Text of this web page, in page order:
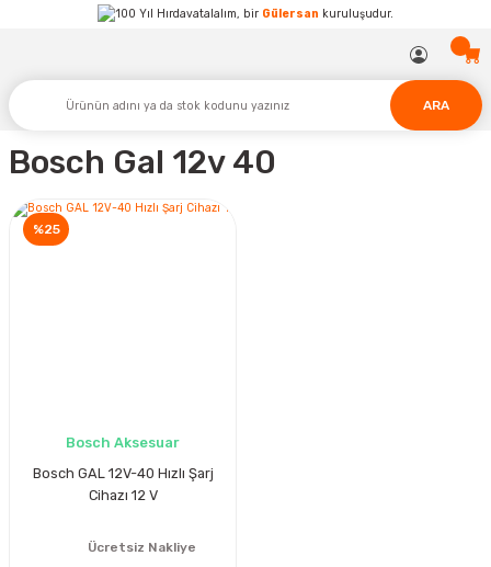
Hırdavatalalım, bir Gülersan kuruluşudur.
ARA
Bosch Gal 12v 40
%25
Bosch Aksesuar
Bosch GAL 12V-40 Hızlı Şarj
Cihazı 12 V
Ücretsiz Nakliye